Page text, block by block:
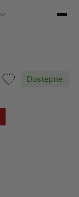
Dostępne